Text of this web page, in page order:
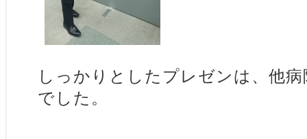
しっかりとしたプレゼンは、他
でした。